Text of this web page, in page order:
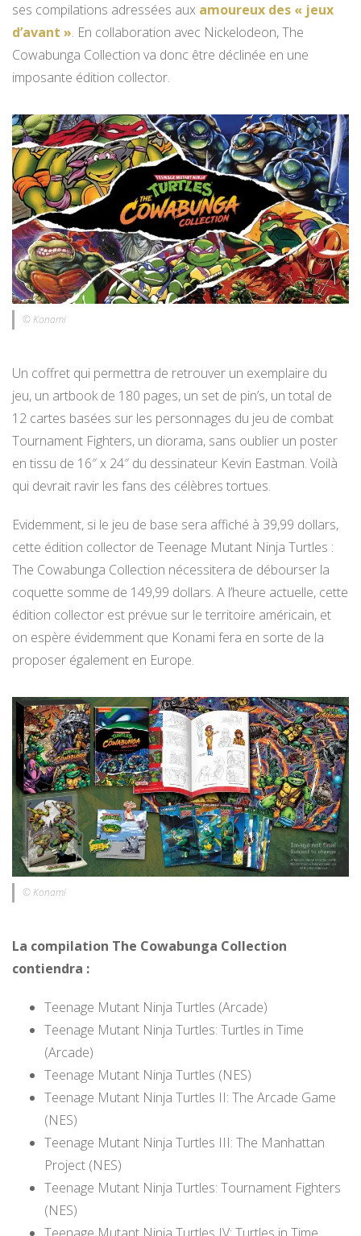
ses compilations adressées aux amoureux des « jeux
d’avant ». En collaboration avec Nickelodeon, The
Cowabunga Collection va donc être déclinée en une
imposante édition collector.
© Konami
Un coffret qui permettra de retrouver un exemplaire du
jeu, un artbook de 180 pages, un set de pin’s, un total de
12 cartes basées sur les personnages du jeu de combat
Tournament Fighters, un diorama, sans oublier un poster
en tissu de 16″ x 24″ du dessinateur Kevin Eastman. Voilà
qui devrait ravir les fans des célèbres tortues.
Evidemment, si le jeu de base sera affiché à 39,99 dollars,
cette édition collector de Teenage Mutant Ninja Turtles :
The Cowabunga Collection nécessitera de débourser la
coquette somme de 149,99 dollars. A l’heure actuelle, cette
édition collector est prévue sur le territoire américain, et
on espère évidemment que Konami fera en sorte de la
proposer également en Europe.
© Konami
La compilation The Cowabunga Collection
contiendra :
Teenage Mutant Ninja Turtles (Arcade)
Teenage Mutant Ninja Turtles: Turtles in Time
(Arcade)
Teenage Mutant Ninja Turtles (NES)
Teenage Mutant Ninja Turtles II: The Arcade Game
(NES)
Teenage Mutant Ninja Turtles III: The Manhattan
Project (NES)
Teenage Mutant Ninja Turtles: Tournament Fighters
(NES)